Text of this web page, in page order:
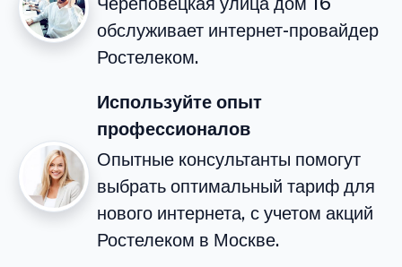
обслуживает интернет-провайдер
Ростелеком.
Используйте опыт
профессионалов
Опытные консультанты помогут
выбрать оптимальный тариф для
нового интернета, с учетом акций
Ростелеком в Москве.